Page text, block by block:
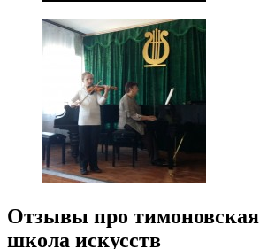
Отзывы про тимоновская
школа искусств